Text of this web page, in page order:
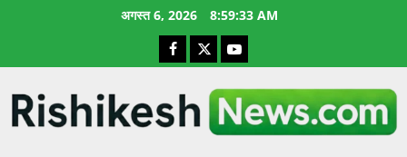
अगस्त 6, 2026 8:59:34 AM
Facebook
X YouTube